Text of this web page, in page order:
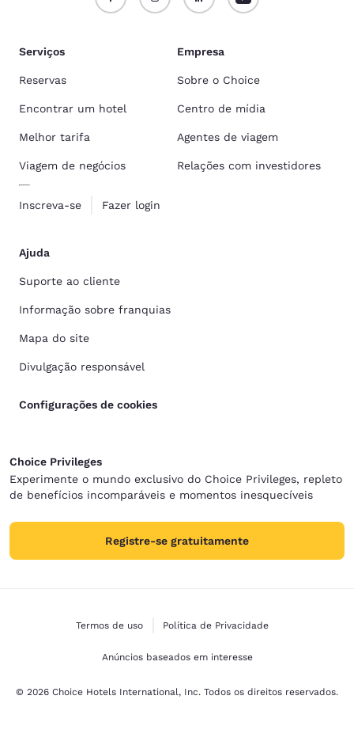
Serviços
Reservas
Encontrar um hotel
Melhor tarifa
Viagem de negócios
Inscreva-se Fazer login
Empresa
Sobre o Choice
Centro de mídia
Agentes de viagem
Relações com investidores
Ajuda
Suporte ao cliente
Informação sobre franquias
Mapa do site
Divulgação responsável
Configurações de cookies
Choice Privileges
Experimente o mundo exclusivo do Choice Privileges, repleto
de benefícios incomparáveis e momentos inesquecíveis
Registre-se gratuitamente
Termos de uso Política de Privacidade
Anúncios baseados em interesse
© 2026 Choice Hotels International, Inc. Todos os direitos reservados.